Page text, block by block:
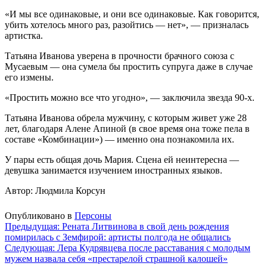
«И мы все одинаковые, и они все одинаковые. Как говорится,
убить хотелось много раз, разойтись — нет», — призналась
артистка.
Татьяна Иванова уверена в прочности брачного союза с
Мусаевым — она сумела бы простить супруга даже в случае
его измены.
«Простить можно все что угодно», — заключила звезда 90-х.
Татьяна Иванова обрела мужчину, с которым живет уже 28
лет, благодаря Алене Апиной (в свое время она тоже пела в
составе «Комбинации») — именно она познакомила их.
У пары есть общая дочь Мария. Сцена ей неинтересна —
девушка занимается изучением иностранных языков.
Автор: Людмила Корсун
Опубликовано в Персоны
Навигация
по
записям
Предыдущая: Рената Литвинова в свой день рождения
помирилась с Земфирой: артисты полгода не общались
Следующая: Лера Кудрявцева после расставания с молодым
мужем назвала себя «престарелой страшной калошей»